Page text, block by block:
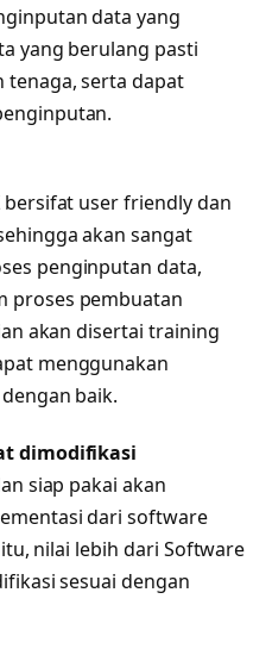
data yang
yang berulang pasti
tenaga, serta dapat
user friendly dan
akan sangat
penginputan data,
proses pembuatan
akan disertai training
menggunakan
baik.
dimodifikasi
siap pakai akan
dari software
nilai lebih dari Software
sesuai dengan